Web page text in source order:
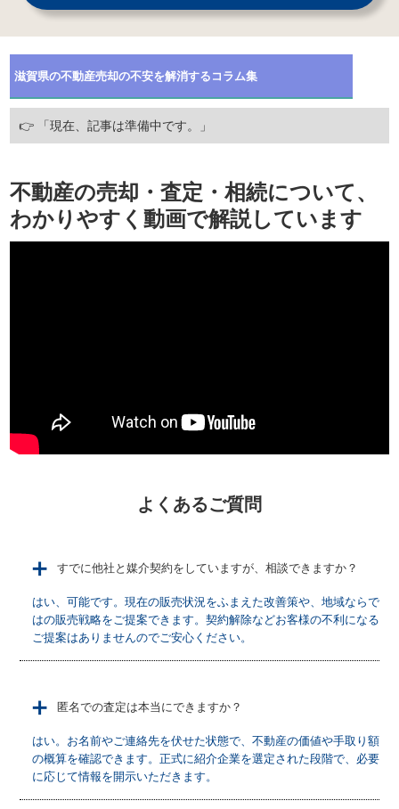
滋賀県の不動産売却の不安を解消するコラム集
👉 「現在、記事は準備中です。」
不動産の売却・査定・相続について、
わかりやすく動画で解説しています
よくあるご質問
＋ すでに他社と媒介契約をしていますが、相談できますか？
はい、可能です。現在の販売状況をふまえた改善策や、地域ならで
はの販売戦略をご提案できます。契約解除などお客様の不利になる
ご提案はありませんのでご安心ください。
＋ 匿名での査定は本当にできますか？
はい。お名前やご連絡先を伏せた状態で、不動産の価値や手取り額
の概算を確認できます。正式に紹介企業を選定された段階で、必要
に応じて情報を開示いただきます。